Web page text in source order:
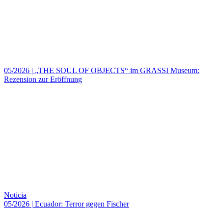
05/2026 | „THE SOUL OF OBJECTS“ im GRASSI Museum:
Rezension zur Eröffnung
Noticia
05/2026 | Ecuador: Terror gegen Fischer